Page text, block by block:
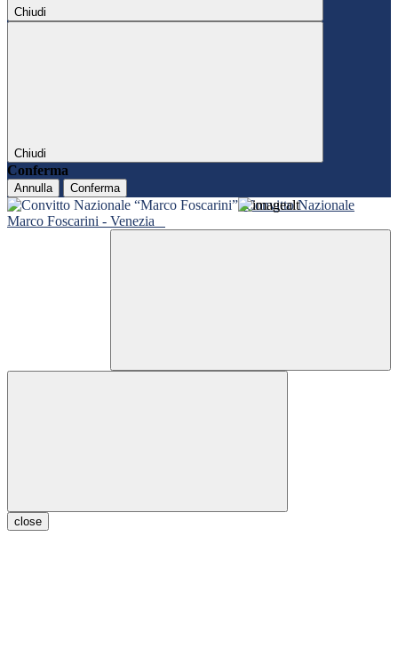
Chiudi
Chiudi
Conferma
Annulla Conferma
Convitto Nazionale
Marco Foscarini - Venezia
close